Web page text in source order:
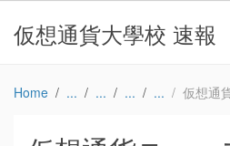
仮想通貨大學校 速報
Home 仮想通貨ニュース：コインベース、仮想通貨貸し出しプログラ